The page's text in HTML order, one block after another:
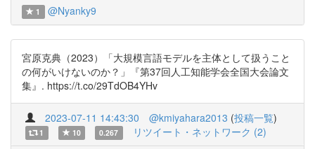
1 @Nyanky9
宮原克典（2023）「大規模言語モデルを主体として扱うこと
の何がいけないのか？」『第37回人工知能学会全国大会論文
集』. https://t.co/29TdOB4YHv
2023-07-11 14:43:30 @kmiyahara2013 (投稿一覧)
1 10 0.267 リツイート・ネットワーク (2)